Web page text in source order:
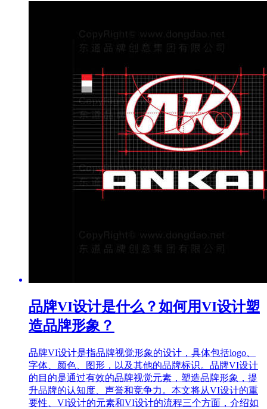
品牌VI设计是什么？如何用VI设计塑
造品牌形象？
品牌VI设计是指品牌视觉形象的设计，具体包括logo、
字体、颜色、图形，以及其他的品牌标识。品牌VI设计
的目的是通过有效的品牌视觉元素，塑造品牌形象，提
升品牌的认知度、声誉和竞争力。本文将从VI设计的重
要性、VI设计的元素和VI设计的流程三个方面，介绍如